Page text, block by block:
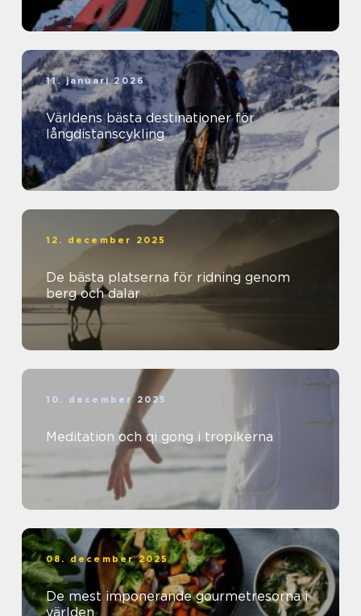
11. januari 2026
Världens bästa destinationer för
långdistanscykling
12. december 2025
De bästa platserna för ridning genom
berg och dalar
10. december 2025
Meditation och qi gong i tropikerna
08. december 2025
De mest imponerande gourmetresorna i
världen